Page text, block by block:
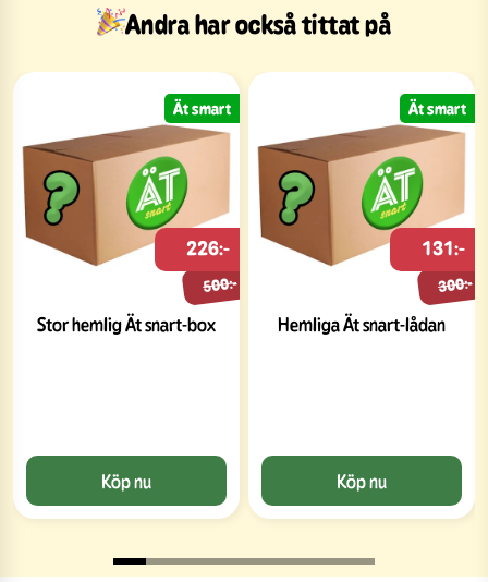
Andra har också tittat på
Stor hemlig Ät snart-box
500:-
226:-
Köp nu
Ät smart
Hemliga Ät snart-lådan
300:-
131:-
Köp nu
Ät smart